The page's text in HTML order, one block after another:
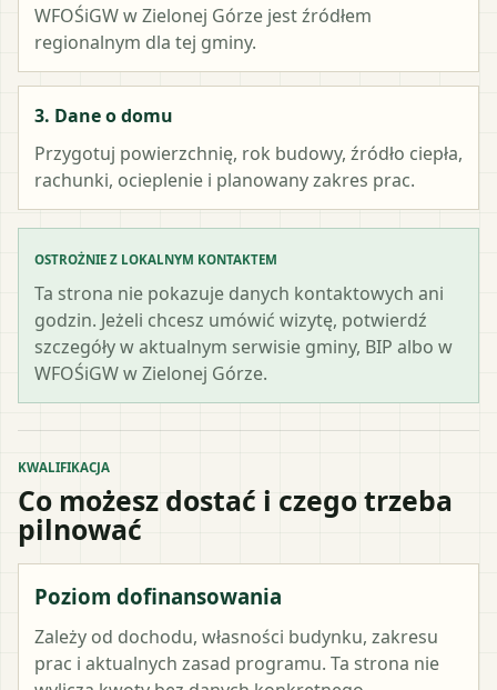
WFOŚiGW w Zielonej Górze jest źródłem
regionalnym dla tej gminy.
3. Dane o domu
Przygotuj powierzchnię, rok budowy, źródło ciepła,
rachunki, ocieplenie i planowany zakres prac.
OSTROŻNIE Z LOKALNYM KONTAKTEM
Ta strona nie pokazuje danych kontaktowych ani
godzin. Jeżeli chcesz umówić wizytę, potwierdź
szczegóły w aktualnym serwisie gminy, BIP albo w
WFOŚiGW w Zielonej Górze.
KWALIFIKACJA
Co możesz dostać i czego trzeba
pilnować
Poziom dofinansowania
Zależy od dochodu, własności budynku, zakresu
prac i aktualnych zasad programu. Ta strona nie